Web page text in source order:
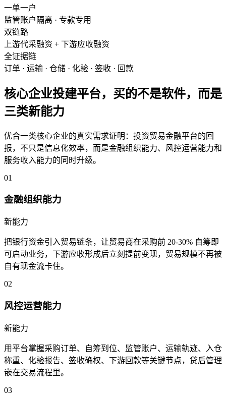
一单一户
监管账户隔离 · 专款专用
双链路
上游代采融资 + 下游应收融资
全证据链
订单 · 运输 · 仓储 · 化验 · 签收 · 回款
核心企业投建平台，买的不是软件，而是
三类新能力
优合一类核心企业的真实需求证明：投资贸易金融平台的回
报，不只是信息化效率，而是金融组织能力、风控运营能力和
服务收入能力的同时升级。
01
金融组织能力
新能力
把银行资金引入贸易链条，让贸易商在采购前 20-30% 自筹即
可启动业务，下游应收形成后立刻提前变现，贸易规模不再被
自有现金流卡住。
02
风控运营能力
新能力
用平台掌握采购订单、自筹到位、监管账户、运输轨迹、入仓
称重、化验报告、签收确权、下游回款等关键节点，贷后管理
嵌在交易流程里。
03